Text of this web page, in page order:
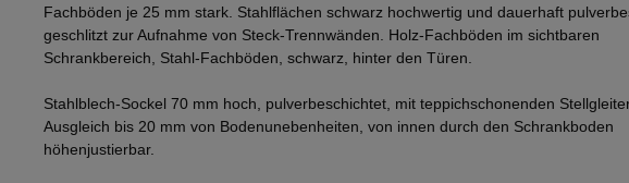
Fachböden je 25 mm stark. Stahlflächen schwarz hochwertig und dauerhaft
geschlitzt zur Aufnahme von Steck-Trennwänden. Holz-Fachböden im sichtbaren
Schrankbereich, Stahl-Fachböden, schwarz, hinter den Türen.
Stahlblech-Sockel 70 mm hoch, pulverbeschichtet, mit teppichschonenden
Ausgleich bis 20 mm von Bodenunebenheiten, von innen durch den Schrankboden
höhenjustierbar.